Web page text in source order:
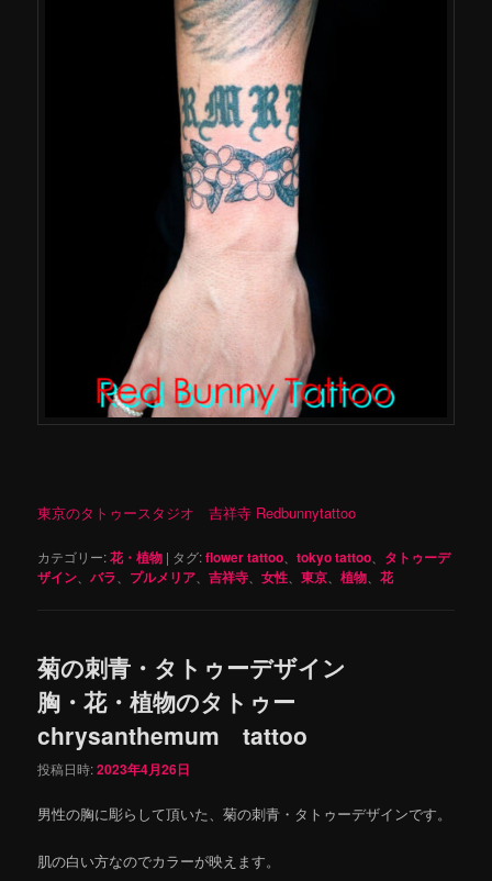
東京のタトゥースタジオ 吉祥寺 Redbunnytattoo
カテゴリー:花・植物 | タグ:flower tattoo 、tokyo tattoo
タトゥーデ
ザイン 、バラ プルメリア 、吉祥寺 、女性 、東京 、植物 、花
菊の刺青・タトゥーデザイン
胸・花・植物のタトゥー
chrysanthemum tattoo
投稿日時:2023年4月26日
男性の胸に彫らして頂いた、菊の刺青・タトゥーデザインです。
肌の白い方なのでカラーが映えます。